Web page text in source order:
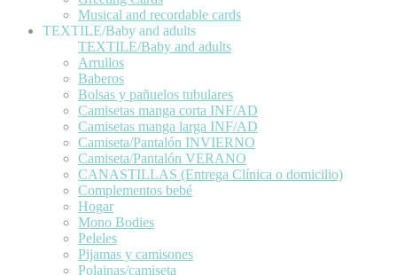
Musical and recordable cards
TEXTILE/Baby and adults
TEXTILE/Baby and adults
Arrullos
Baberos
Bolsas y pañuelos tubulares
Camisetas manga corta INF/AD
Camisetas manga larga INF/AD
Camiseta/Pantalón INVIERNO
Camiseta/Pantalón VERANO
CANASTILLAS (Entrega Clínica o domicilio)
Complementos bebé
Hogar
Mono Bodies
Peleles
Pijamas y camisones
Polainas/camiseta